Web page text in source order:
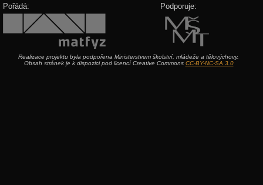
Pořádá: Podporuje:
Realizace projektu byla podpořena Ministerstvem školství, mládeže a tělovýchovy.
Obsah stránek je k dispozici pod licencí Creative Commons CC-BY-NC-SA 3.0